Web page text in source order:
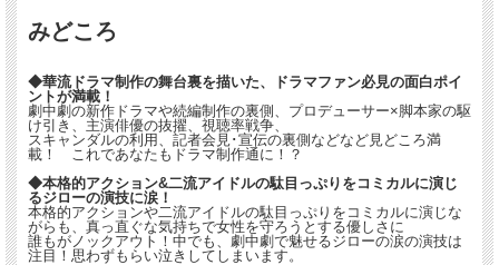
みどころ
◆華流ドラマ制作の舞台裏を描いた、ドラマファン必見の面白ポイ
ントが満載！
劇中劇の新作ドラマや続編制作の裏側、プロデューサー×脚本家の駆
け引き、主演俳優の抜擢、視聴率戦争、
スキャンダルの利用、記者会見･宣伝の裏側などなど見どころ満
載！ これであなたもドラマ制作通に！？
◆本格的アクション&二流アイドルの駄目っぷりをコミカルに演じ
るジローの演技に涙！
本格的アクションや二流アイドルの駄目っぷりをコミカルに演じな
がらも、真っ直ぐな気持ちで女性を守ろうとする優しさに
誰もがノックアウト！中でも、劇中劇で魅せるジローの涙の演技は
注目！思わずもらい泣きしてしまいます。